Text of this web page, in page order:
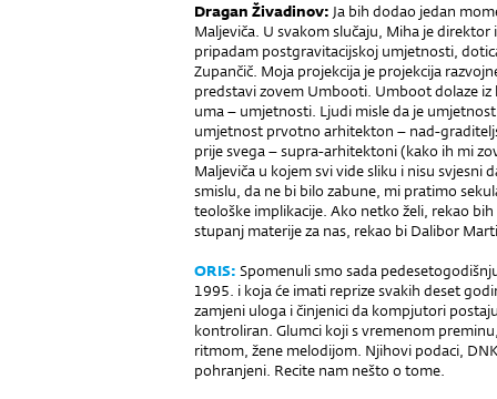
Dragan Živadinov: Ja bih dodao jedan
Maljeviča. U svakom slučaju, Miha je direktor
pripadam postgravitacijskoj umjetnosti,
Zupančič. Moja projekcija je projekcija
predstavi zovem Umbooti. Umboot dolaze
uma – umjetnosti. Ljudi misle da je
umjetnost prvotno arhitekton – nad-
prije svega – supra-arhitektoni (kako ih mi
Maljeviča u kojem svi vide sliku i nisu
smislu, da ne bi bilo zabune, mi pratimo
teološke implikacije. Ako netko želi, rekao
stupanj materije za nas, rekao bi Dalibor
ORIS: Spomenuli smo sada
1995. i koja će imati reprize svakih deset
zamjeni uloga i činjenici da kompjutori
kontroliran. Glumci koji s vremenom
ritmom, žene melodijom. Njihovi podaci,
pohranjeni. Recite nam nešto o tome.